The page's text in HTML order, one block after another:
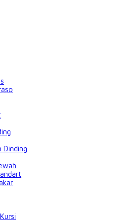
Dinding